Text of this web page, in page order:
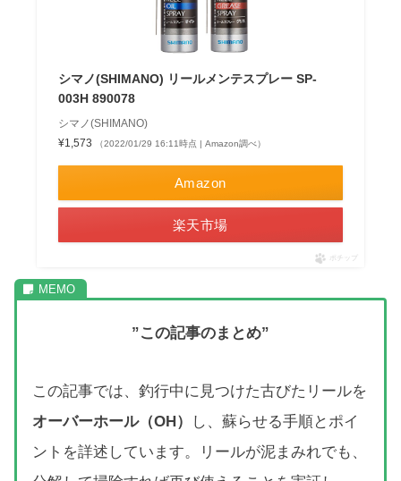
シマノ(SHIMANO) リールメンテスプレー SP-
003H 890078
シマノ(SHIMANO)
¥1,573
（2022/01/29 16:11時点 | Amazon調べ）
Amazon
楽天市場
ポチップ
”この記事のまとめ”
この記事では、釣行中に見つけた古びたリールを
オーバーホール（OH）
し、蘇らせる手順とポイ
ントを詳述しています。リールが泥まみれでも、